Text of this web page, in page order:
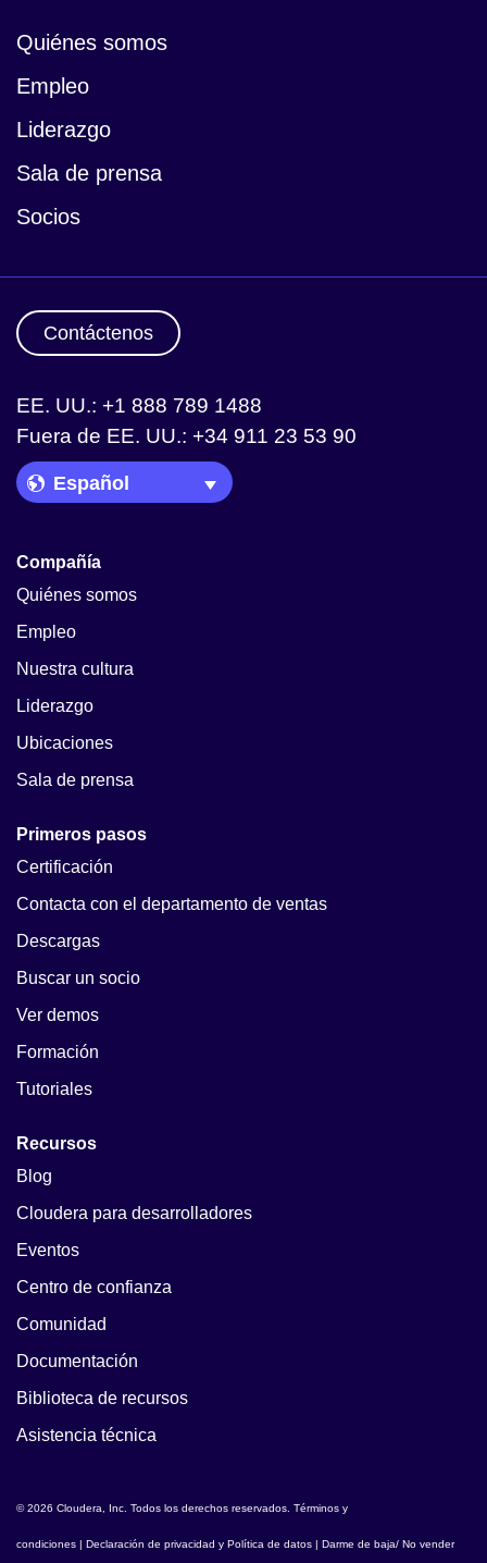
Quiénes somos
Empleo
Liderazgo
Sala de prensa
Socios
Contáctenos
EE. UU.: +1 888 789 1488
Fuera de EE. UU.: +34 911 23 53 90
Language Picker
Compañía
Quiénes somos
Empleo
Nuestra cultura
Liderazgo
Ubicaciones
Sala de prensa
Primeros pasos
Certificación
Contacta con el departamento de ventas
Descargas
Buscar un socio
Ver demos
Formación
Tutoriales
Recursos
Blog
Cloudera para desarrolladores
Eventos
Centro de confianza
Comunidad
Documentación
Biblioteca de recursos
Asistencia técnica
© 2026 Cloudera, Inc. Todos los derechos reservados. Términos y
condiciones | Declaración de privacidad y Política de datos | Darme de baja/ No vender